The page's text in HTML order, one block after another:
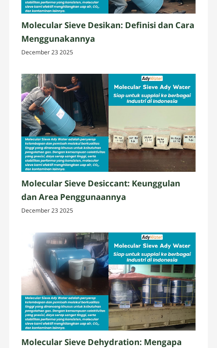
Molecular Sieve Desikan: Definisi dan Cara
Menggunakannya
December 23 2025
Molecular Sieve Desiccant: Keunggulan
dan Area Penggunaannya
December 23 2025
Molecular Sieve Dehydration: Mengapa